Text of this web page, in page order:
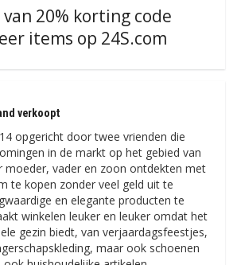
20% korting code
items op 24S.com
verkoopt
opgericht door twee vrienden die
in de markt op het gebied van
moeder, vader en zoon ontdekten met
te kopen zonder veel geld uit te
en elegante producten te
winkelen leuker en leuker omdat het
gezin biedt, van verjaardagsfeestjes,
maar ook schoenen